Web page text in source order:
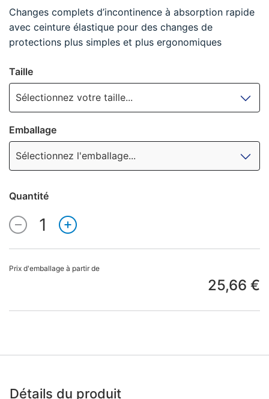
Changes complets d’incontinence à absorption rapide
avec ceinture élastique pour des changes de
protections plus simples et plus ergonomiques
Taille
Sélectionnez votre taille...
Emballage
Sélectionnez l'emballage...
Quantité
Quantité
1
Prix d'emballage à partir de
25,66 €
Détails du produit